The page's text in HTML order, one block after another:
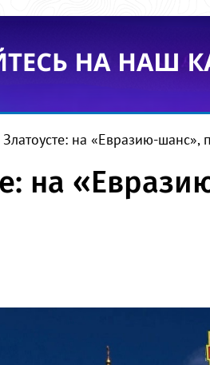
на «Евразию-шанс»,
на